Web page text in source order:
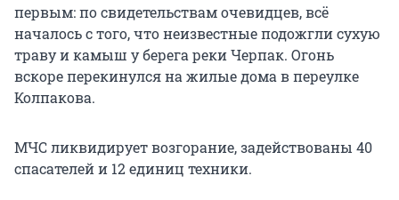
первым: по свидетельствам очевидцев, всё
началось с того, что неизвестные подожгли сухую
траву и камыш у берега реки Черпак. Огонь
вскоре перекинулся на жилые дома в переулке
Колпакова.
МЧС ликвидирует возгорание, задействованы 40
спасателей и 12 единиц техники.